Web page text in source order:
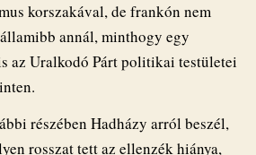
korszakával, de frankón nem
annál, minthogy egy
az Uralkodó Párt politikai testületei
részében Hadházy arról beszél,
rosszat tett az ellenzék hiánya,